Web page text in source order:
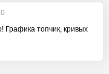
Графика топчик, кривых